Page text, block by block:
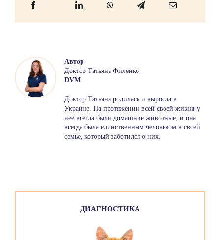
Автор
Доктор Татьяна Филенко
DVM
Доктор Татьяна родилась и выросла в
Украине. На протяжении всей своей жизни у
нее всегда были домашние животные, и она
всегда была единственным человеком в своей
семье, который заботился о них.
ДИАГНОСТИКА